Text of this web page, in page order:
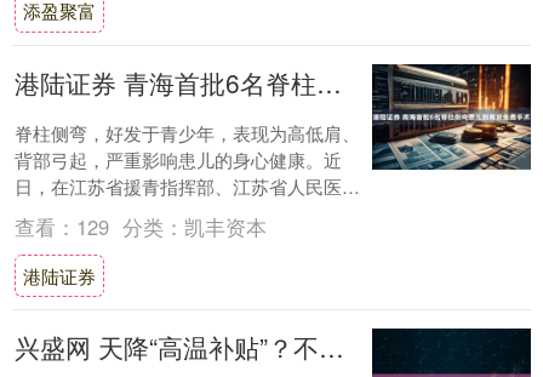
添盈聚富
港陆证券 青海首批6名脊柱侧弯患儿到南京免费手术
脊柱侧弯，好发于青少年，表现为高低肩、
背部弓起，严重影响患儿的身心健康。近
日，在江苏省援青指挥部、江苏省人民医院
牵线下，首批6名青海脊柱侧弯患儿来到南
京，接受免....
查看： 129 分类： 凯丰资本
港陆证券
兴盛网 天降“高温补贴”？不是馅饼是陷阱！